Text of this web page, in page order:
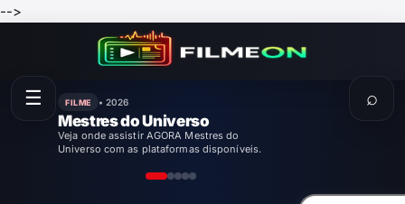
-->
FILME • 2026
Mestres do Universo
Veja onde assistir AGORA Mestres do
Universo com as plataformas disponíveis.
☰ ⌕